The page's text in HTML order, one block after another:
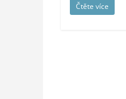
Čtěte více